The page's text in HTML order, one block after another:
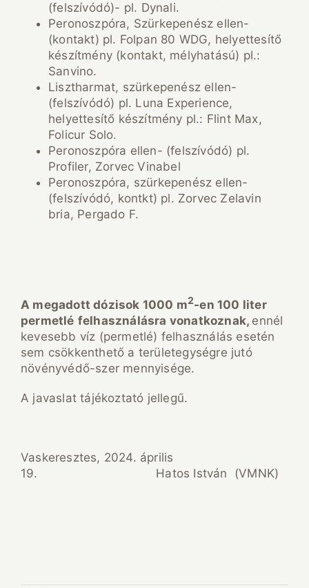
(felszívódó)- pl. Dynali.
Peronoszpóra, Szürkepenész ellen-
(kontakt) pl. Folpan 80 WDG, helyettesítő
készítmény (kontakt, mélyhatású) pl.:
Sanvino.
Lisztharmat, szürkepenész ellen-
(felszívódó) pl. Luna Experience,
helyettesítő készítmény pl.: Flint Max,
Folicur Solo.
Peronoszpóra ellen- (felszívódó) pl.
Profiler, Zorvec Vinabel
Peronoszpóra, szürkepenész ellen-
(felszívódó, kontkt) pl. Zorvec Zelavin
bria, Pergado F.
A megadott dózisok 1000 m2-en 100 liter
permetlé felhasználásra vonatkoznak, ennél
kevesebb víz (permetlé) felhasználás esetén
sem csökkenthető a területegységre jutó
növényvédő-szer mennyisége.
A javaslat tájékoztató jellegű.
Vaskeresztes, 2024. április
19. Hatos István (VMNK)